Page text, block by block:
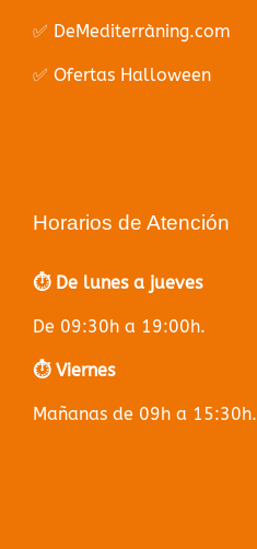
✅ DeMediterràning.com
✅ Ofertas Halloween
Horarios de Atención
⏱️ De lunes a jueves
De 09:30h a 19:00h.
⏱️ Viernes
Mañanas de 09h a 15:30h.